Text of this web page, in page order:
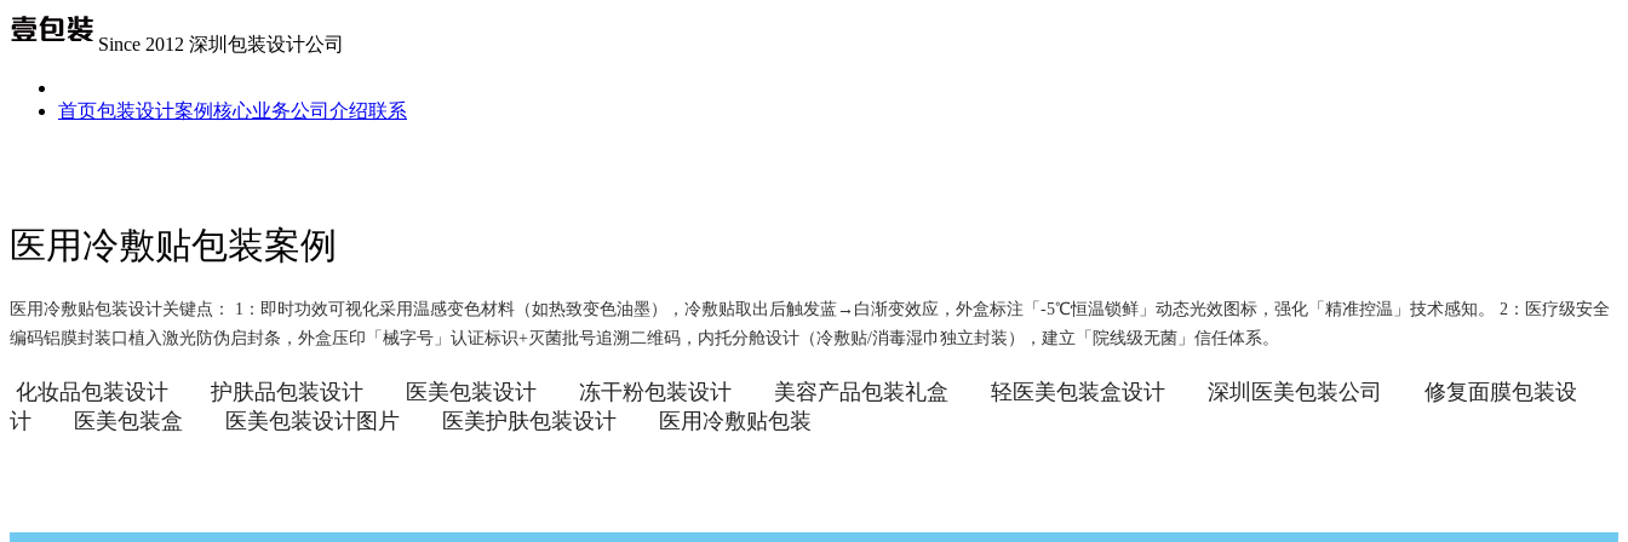
Since 2012 深圳包装设计公司
首页包装设计案例核心业务公司介绍联系
医用冷敷贴包装案例
医用冷敷贴包装设计关键点： 1：即时功效可视化​​ 采用温感变色材料（如热致变色油墨），冷敷贴取出后触发蓝→白渐变效应，外盒标注「-5℃恒温锁鲜」动态光效图标，强化「精准控温」技术感知。 2：医疗级安全
编码​​ 铝膜封装口植入激光防伪启封条，外盒压印「械字号」认证标识+灭菌批号追溯二维码，内托分舱设计（冷敷贴/消毒湿巾独立封装），建立「院线级无菌」信任体系。
化妆品包装设计 护肤品包装设计 医美包装设计 冻干粉包装设计 美容产品包装礼盒 轻医美包装盒设计 深圳医美包装公司
修复面膜包装设
计
医美包装盒 医美包装设计图片 医美护肤包装设计 医用冷敷贴包装